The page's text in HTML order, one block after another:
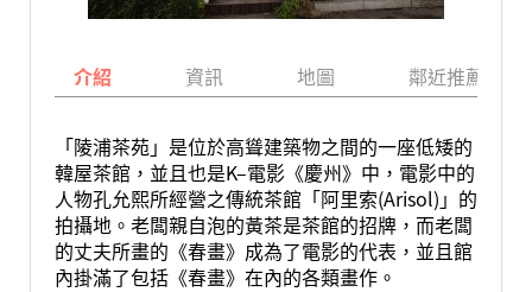
介紹 資訊 地圖 鄰近推薦景點
「陵浦茶苑」是位於高聳建築物之間的一座低矮的
韓屋茶館，並且也是K–電影《慶州》中，電影中的
人物孔允熙所經營之傳統茶館「阿里索(Arisol)」的
拍攝地。老闆親自泡的黃茶是茶館的招牌，而老闆
的丈夫所畫的《春畫》成為了電影的代表，並且館
內掛滿了包括《春畫》在內的各類畫作。